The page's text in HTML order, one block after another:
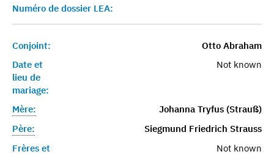
Numéro de dossier LEA:
Conjoint:
Otto Abraham
Date et
lieu de
mariage:
Not known
Mère:
Johanna Tryfus (Strauß)
Père:
Siegmund Friedrich Strauss
Frères et
Not known